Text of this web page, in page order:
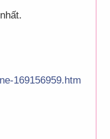
169156959.htm